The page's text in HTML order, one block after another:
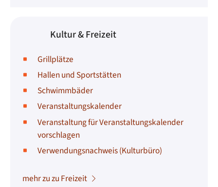
Kultur & Freizeit
Grillplätze
Hallen und Sportstätten
Schwimmbäder
Veranstaltungskalender
Veranstaltung für Veranstaltungskalender
vorschlagen
Verwendungsnachweis (Kulturbüro)
mehr zu zu Freizeit